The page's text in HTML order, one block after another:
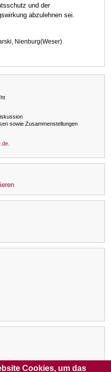
und der
abzulehnen sei.
Nienburg(Weser)
sowie Zusammenstellungen
Cookies, um das